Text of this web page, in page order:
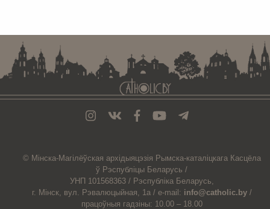
© Мiнска-Магiлёўская архiдыяцэзiя Рымска-каталіцкага Касцёла
ў Рэспубліцы Беларусь /
УНП 101568363 / Рэспубліка Беларусь,
г. Мінск, вул. Рэвалюцыйная, 1а / e-mail: info@catholic.by /
працоўныя гадзіны: 10.00 – 18.00